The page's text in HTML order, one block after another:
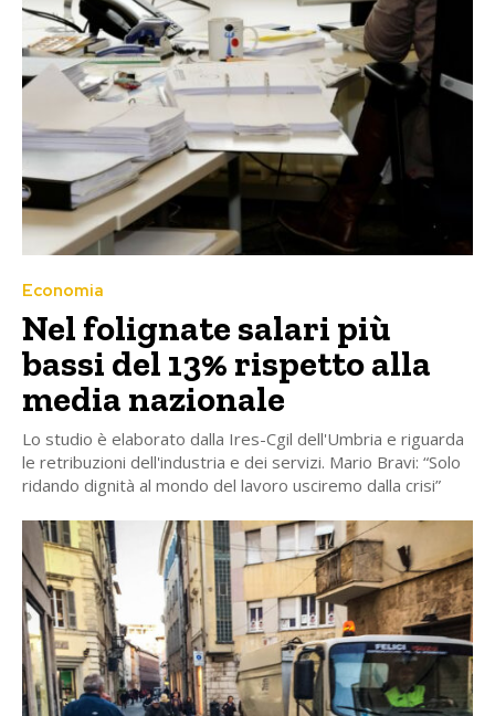
Economia
Nel folignate salari più
bassi del 13% rispetto alla
media nazionale
Lo studio è elaborato dalla Ires-Cgil dell'Umbria e riguarda
le retribuzioni dell'industria e dei servizi. Mario Bravi: “Solo
ridando dignità al mondo del lavoro usciremo dalla crisi”